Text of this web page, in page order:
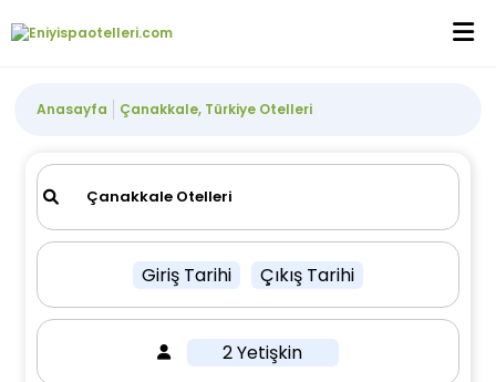
Anasayfa Çanakkale, Türkiye Otelleri
Giriş Tarihi Çıkış Tarihi
2 Yetişkin